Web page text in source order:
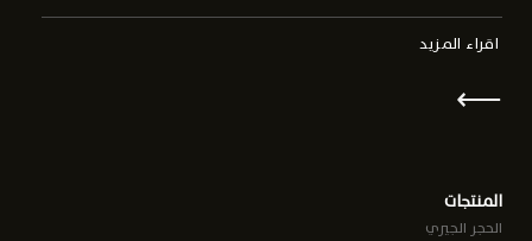
اقراء المزيد
⟵
المنتجات
الحجر الجيري